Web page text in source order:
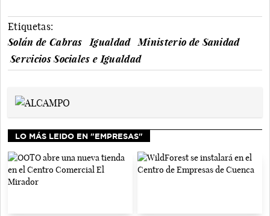
Etiquetas:
Solán de Cabras
Igualdad
Ministerio de Sanidad
Servicios Sociales e Igualdad
LO MÁS LEIDO EN "EMPRESAS"